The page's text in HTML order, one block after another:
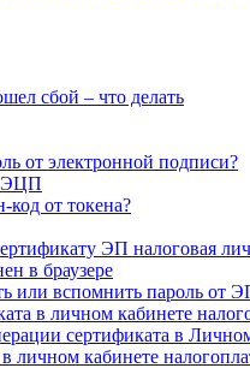
сбой – что делать
от электронной подписи?
ЭЦП
код от токена?
ЭП налоговая
в браузере
или вспомнить пароль от
в личном кабинете
сертификата в
личном кабинете